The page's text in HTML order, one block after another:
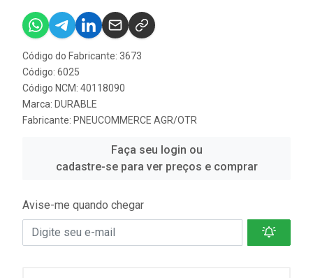
Código do Fabricante: 3673
Código: 6025
Código NCM: 40118090
Marca: DURABLE
Fabricante: PNEUCOMMERCE AGR/OTR
Faça seu login ou
cadastre-se para ver preços e comprar
Avise-me quando chegar